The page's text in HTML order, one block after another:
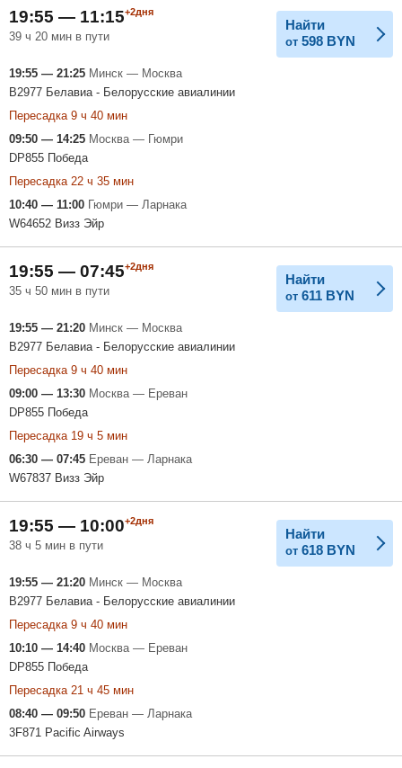
19:55 — 11:15+2дня
39 ч 20 мин в пути
Найти
от 598 BYN
19:55 — 21:25 Минск — Москва
B2977 Белавиа - Белорусские авиалинии
Пересадка 9 ч 40 мин
09:50 — 14:25 Москва — Гюмри
DP855 Победа
Пересадка 22 ч 35 мин
10:40 — 11:00 Гюмри — Ларнака
W64652 Визз Эйр
19:55 — 07:45+2дня
35 ч 50 мин в пути
Найти
от 611 BYN
19:55 — 21:20 Минск — Москва
B2977 Белавиа - Белорусские авиалинии
Пересадка 9 ч 40 мин
09:00 — 13:30 Москва — Ереван
DP855 Победа
Пересадка 19 ч 5 мин
06:30 — 07:45 Ереван — Ларнака
W67837 Визз Эйр
19:55 — 10:00+2дня
38 ч 5 мин в пути
Найти
от 618 BYN
19:55 — 21:20 Минск — Москва
B2977 Белавиа - Белорусские авиалинии
Пересадка 9 ч 40 мин
10:10 — 14:40 Москва — Ереван
DP855 Победа
Пересадка 21 ч 45 мин
08:40 — 09:50 Ереван — Ларнака
3F871 Pacific Airways